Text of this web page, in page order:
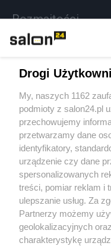
Rozmaitości
Sport
Społeczeństwo
Kultura
X
Drogi
My, naszych 1162
podmioty z salon24.pl
przechowujemy
przetwarzamy dane
identyfikatory,
urządzenie czy dane
spersonalizowanych
treści, pomiar reklam i
ulepszanie usług. Za
Partnerzy możemy
geolokalizacyjnych
charakterystykę